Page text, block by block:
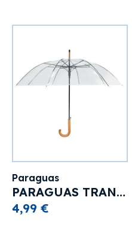
Paraguas
PARAGUAS TRANSPARENTE MANGO MADERA
4,99 €